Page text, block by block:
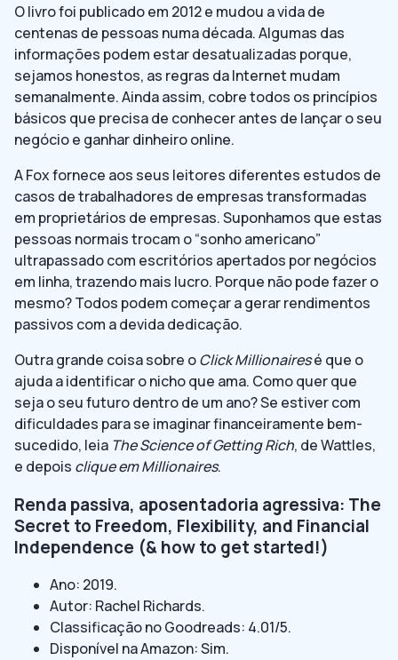
O livro foi publicado em 2012 e mudou a vida de
centenas de pessoas numa década. Algumas das
informações podem estar desatualizadas porque,
sejamos honestos, as regras da Internet mudam
semanalmente. Ainda assim, cobre todos os princípios
básicos que precisa de conhecer antes de lançar o seu
negócio e ganhar dinheiro online.
A Fox fornece aos seus leitores diferentes estudos de
casos de trabalhadores de empresas transformadas
em proprietários de empresas. Suponhamos que estas
pessoas normais trocam o “sonho americano”
ultrapassado com escritórios apertados por negócios
em linha, trazendo mais lucro. Porque não pode fazer o
mesmo? Todos podem começar a gerar rendimentos
passivos com a devida dedicação.
Outra grande coisa sobre oClick Millionairesé que o
ajuda a identificar o nicho que ama. Como quer que
seja o seu futuro dentro de um ano? Se estiver com
dificuldades para se imaginar financeiramente bem-
sucedido, leia The Science of Getting Rich, de Wattles,
e depois clique em Millionaires.
Renda passiva, aposentadoria agressiva: The
Secret to Freedom, Flexibility, and Financial
Independence (& how to get started!)
Ano: 2019.
Autor: Rachel Richards.
Classificação no Goodreads: 4.01/5.
Disponível na Amazon: Sim.